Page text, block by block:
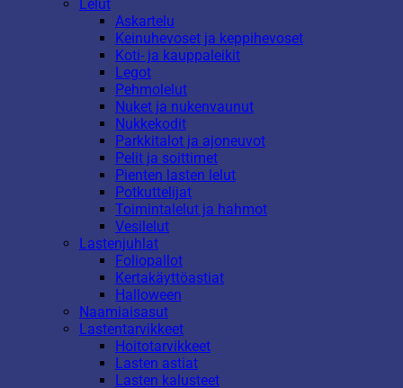
Lelut
Askartelu
Keinuhevoset ja keppihevoset
Koti- ja kauppaleikit
Legot
Pehmolelut
Nuket ja nukenvaunut
Nukkekodit
Parkkitalot ja ajoneuvot
Pelit ja soittimet
Pienten lasten lelut
Potkuttelijat
Toimintalelut ja hahmot
Vesilelut
Lastenjuhlat
Foliopallot
Kertakäyttöastiat
Halloween
Naamiaisasut
Lastentarvikkeet
Hoitotarvikkeet
Lasten astiat
Lasten kalusteet